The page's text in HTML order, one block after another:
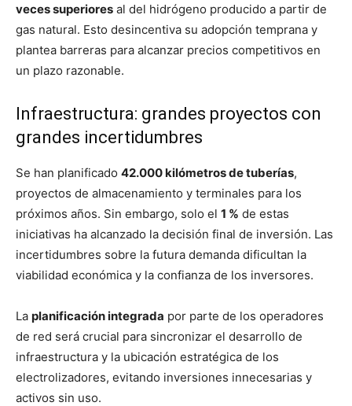
veces superiores al del hidrógeno producido a partir de
gas natural. Esto desincentiva su adopción temprana y
plantea barreras para alcanzar precios competitivos en
un plazo razonable.
Infraestructura: grandes proyectos con
grandes incertidumbres
Se han planificado 42.000 kilómetros de tuberías,
proyectos de almacenamiento y terminales para los
próximos años. Sin embargo, solo el 1 % de estas
iniciativas ha alcanzado la decisión final de inversión. Las
incertidumbres sobre la futura demanda dificultan la
viabilidad económica y la confianza de los inversores.
La planificación integrada por parte de los operadores
de red será crucial para sincronizar el desarrollo de
infraestructura y la ubicación estratégica de los
electrolizadores, evitando inversiones innecesarias y
activos sin uso.